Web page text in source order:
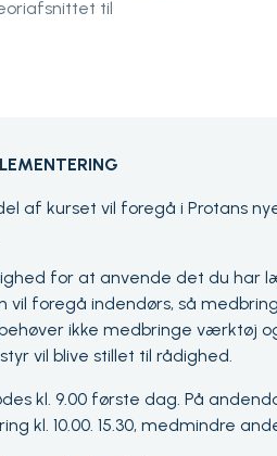
til
af kurset vil foregå i Protans
for at anvende det du har
vil foregå indendørs, så
ikke medbringe værktøj
vil blive stillet til rådighed.
kl. 9.00 første dag. På
kl. 10.00. 15.30, medmindre